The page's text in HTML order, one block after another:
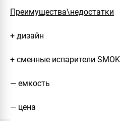
Преимущества\недостатки
+ дизайн
+ сменные испарители SMOK
— емкость
— цена